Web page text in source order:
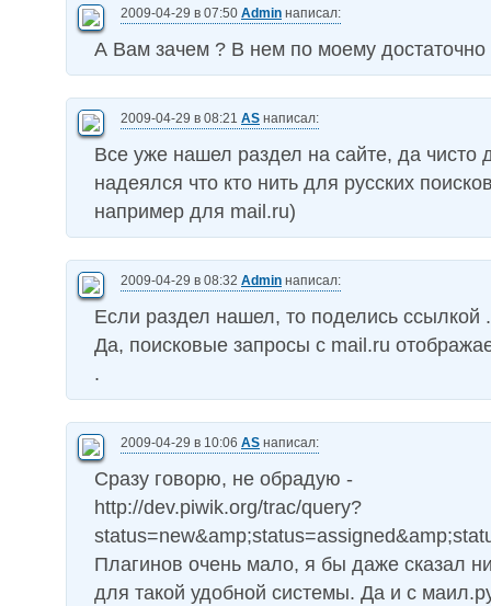
2009-04-29 в 07:50 Admin написал:
А Вам зачем ? В нем по моему
2009-04-29 в 08:21 AS написал:
Все уже нашел раздел на сайте, да чисто
надеялся что кто нить для русских
например для mail.ru)
2009-04-29 в 08:32 Admin написал:
Если раздел нашел, то поделись ссылкой
Да, поисковые запросы с mail.ru
.
2009-04-29 в 10:06 AS написал:
Сразу говорю, не обрадую -
http://dev.piwik.org/trac/query?
Плагинов очень мало, я бы даже сказал
для такой удобной системы. Да и с